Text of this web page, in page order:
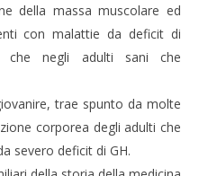
della massa muscolare ed
con malattie da deficit di
che negli adulti sani che
trae spunto da molte
corporea degli adulti che
severo deficit di GH.